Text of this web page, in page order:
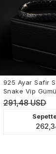
925 Ayar Safir
Snake Vip
291,48 USD